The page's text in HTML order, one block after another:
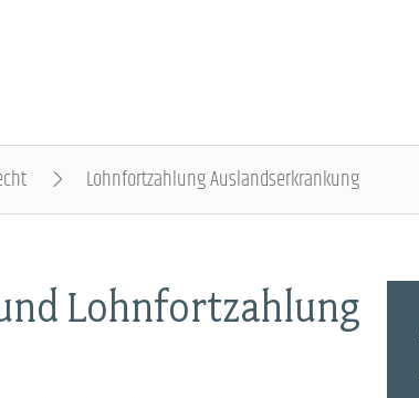
& Dienstrecht
& Wirtschaft
& JAV
Lohnfortzahlung Auslandserkrankung
Lohnfortzahlung